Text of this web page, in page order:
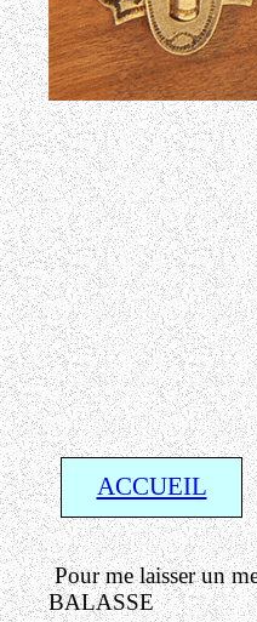
ACCUEIL
Pour me laisser un
BALASSE